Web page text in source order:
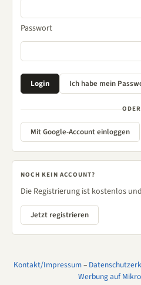
Passwort
ODER
Mit Google-Account einloggen
NOCH KEIN ACCOUNT?
Die Registrierung ist kostenlos
Jetzt registrieren
Kontakt/Impressum–
Werbung auf